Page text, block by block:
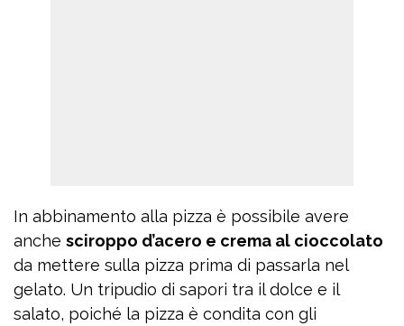
In abbinamento alla pizza è possibile avere
anche sciroppo d’acero e crema al cioccolato
da mettere sulla pizza prima di passarla nel
gelato. Un tripudio di sapori tra il dolce e il
salato, poiché la pizza è condita con gli